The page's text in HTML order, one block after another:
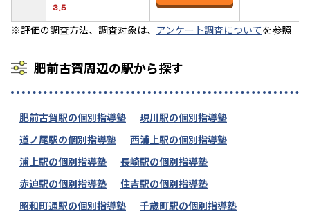
3.5
※評価の調査方法、調査対象は、 アンケート調査についてを参照
肥前古賀周辺の駅から探す
肥前古賀駅の個別指導塾
現川駅の個別指導塾
道ノ尾駅の個別指導塾
西浦上駅の個別指導塾
浦上駅の個別指導塾
長崎駅の個別指導塾
赤迫駅の個別指導塾
住吉駅の個別指導塾
昭和町通駅の個別指導塾
千歳町駅の個別指導塾